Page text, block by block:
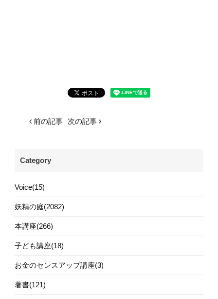
前の記事 次の記事
Category
Voice(15)
妖精の庭(2082)
本講座(266)
子ども講座(18)
お金のセンスアップ講座(3)
著書(121)